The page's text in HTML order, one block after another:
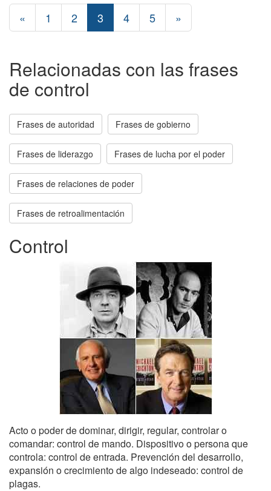
« 1 2 3 4 5 »
Relacionadas con las frases
de control
Frases de autoridad Frases de gobierno
Frases de liderazgo Frases de lucha por el poder
Frases de relaciones de poder
Frases de retroalimentación
Control
Acto o poder de dominar, dirigir, regular, controlar o
comandar: control de mando. Dispositivo o persona que
controla: control de entrada. Prevención del desarrollo,
expansión o crecimiento de algo indeseado: control de
plagas.